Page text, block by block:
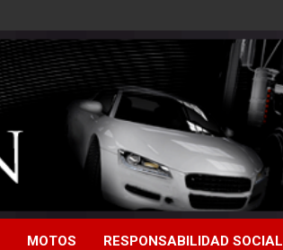
MOTOS RESPONSABILIDAD SOCIAL